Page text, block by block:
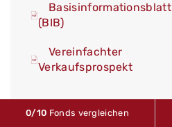
Basisinformationsblatt
(BIB)
Vereinfachter
Verkaufsprospekt
0/10 Fonds vergleichen